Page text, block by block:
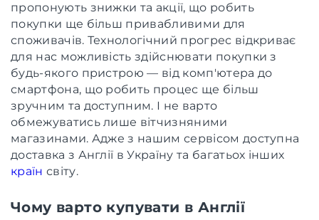
пропонують знижки та акції, що робить
покупки ще більш привабливими для
споживачів. Технологічний прогрес відкриває
для нас можливість здійснювати покупки з
будь-якого пристрою — від комп'ютера до
смартфона, що робить процес ще більш
зручним та доступним. І не варто
обмежуватись лише вітчизняними
магазинами. Адже з нашим сервісом доступна
доставка з Англії в Україну та багатьох інших
країн світу.
Чому варто купувати в Англії